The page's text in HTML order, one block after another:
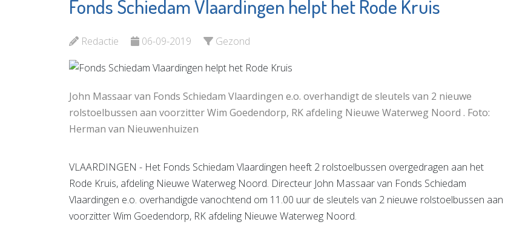
Fonds Schiedam Vlaardingen helpt het Rode Kruis
Redactie 06-09-2019 Gezond
John Massaar van Fonds Schiedam Vlaardingen e.o. overhandigt de sleutels van 2 nieuwe
rolstoelbussen aan voorzitter Wim Goedendorp, RK afdeling Nieuwe Waterweg Noord . Foto:
Herman van Nieuwenhuizen
VLAARDINGEN - Het Fonds Schiedam Vlaardingen heeft 2 rolstoelbussen overgedragen aan het
Rode Kruis, afdeling Nieuwe Waterweg Noord. Directeur John Massaar van Fonds Schiedam
Vlaardingen e.o. overhandigde vanochtend om 11.00 uur de sleutels van 2 nieuwe rolstoelbussen aan
voorzitter Wim Goedendorp, RK afdeling Nieuwe Waterweg Noord.
Bekijk de pagina
Lentiz
Bekijk de pagina
De